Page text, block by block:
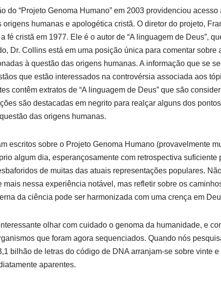
do “Projeto Genoma Humano” em 2003 providenciou
origens humanas e apologética cristã. O diretor do projeto,
fé cristã em 1977. Ele é o autor de “A linguagem de Deus”,
Dr. Collins está em uma posição única para comentar sobre
à questão das origens humanas. A informação que se
que estão interessados na controvérsia associada aos
contêm extratos de “A linguagem de Deus” que são
são destacadas em negrito para realçar alguns dos
das origens humanas.
escritos sobre o Projeto Genoma Humano (provavelmente
algum dia, esperançosamente com retrospectiva suficiente
de muitas das atuais representações populares.
mais nessa experiência notável, mas refletir sobre os
da ciência pode ser harmonizada com uma crença em
olhar com cuidado o genoma da humanidade, e
que foram agora sequenciados. Quando nós
bilhão de letras do código de DNA arranjam-se sobre vinte
aparentes.